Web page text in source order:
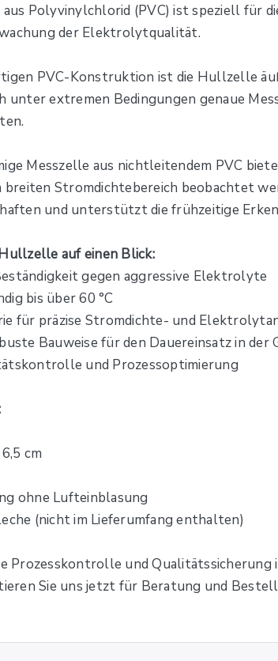
Polyvinylchlorid (PVC) ist speziell für
der Elektrolytqualität.
PVC-Konstruktion ist die Hullzelle
unter extremen Bedingungen genaue
Messzelle aus nichtleitendem PVC
breiten Stromdichtebereich beobachtet
und unterstützt die frühzeitige
auf einen Blick:
gegen aggressive Elektrolyte
bis über 60 °C
für präzise Stromdichte- und
Bauweise für den Dauereinsatz in der
und Prozessoptimierung
cm
ohne Lufteinblasung
(nicht im Lieferumfang enthalten)
Prozesskontrolle und
Sie uns jetzt für Beratung und